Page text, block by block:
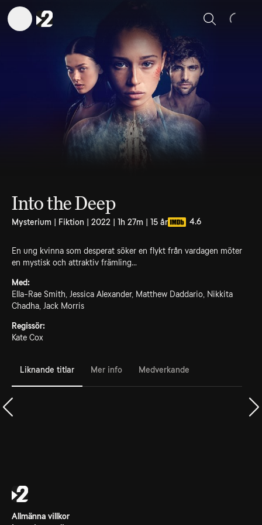
Sök
Into the Deep
Mysterium | Fiktion | 2022 | 1h 27m | 15 år 4.6
En ung kvinna som desperat söker en flykt från vardagen möter
en mystisk och attraktiv främling...
Med:
Ella-Rae Smith, Jessica Alexander, Matthew Daddario, Nikkita
Chadha, Jack Morris
Regissör:
Kate Cox
Liknande titlar Mer info Medverkande
Allmänna villkor